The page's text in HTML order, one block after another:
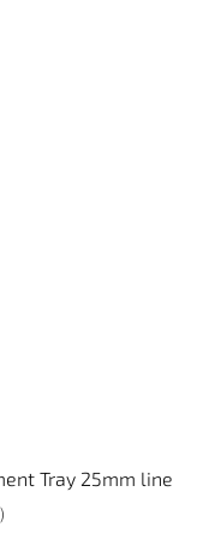
Tray 25mm line